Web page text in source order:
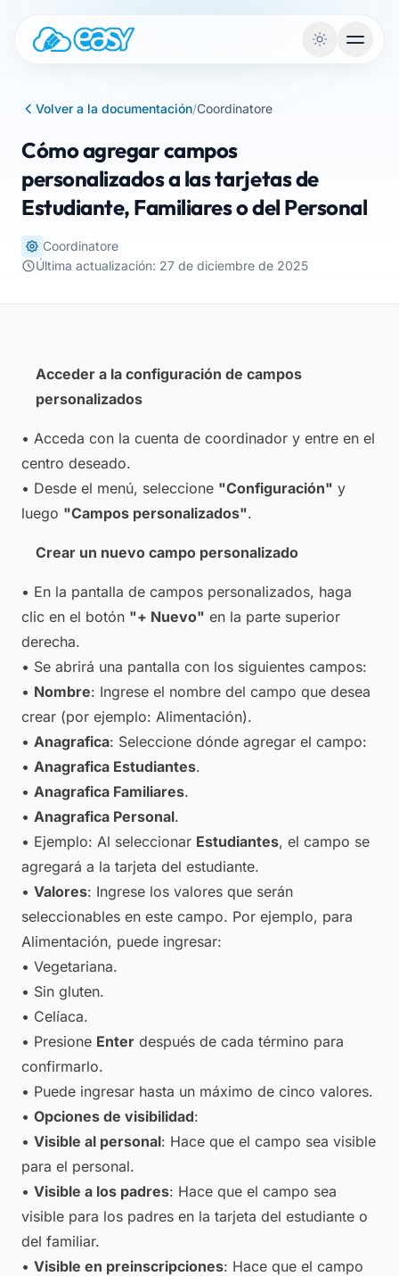
Volver a la documentación/Coordinatore
Cómo agregar campos
personalizados a las tarjetas de
Estudiante, Familiares o del Personal
Coordinatore
Última actualización: 27 de diciembre de 2025
Acceder a la configuración de campos
personalizados
• Acceda con la cuenta de coordinador y entre en el
centro deseado.
• Desde el menú, seleccione "Configuración" y
luego "Campos personalizados".
Crear un nuevo campo personalizado
• En la pantalla de campos personalizados, haga
clic en el botón "+ Nuevo" en la parte superior
derecha.
• Se abrirá una pantalla con los siguientes campos:
• Nombre: Ingrese el nombre del campo que desea
crear (por ejemplo: Alimentación).
• Anagrafica: Seleccione dónde agregar el campo:
• Anagrafica Estudiantes.
• Anagrafica Familiares.
• Anagrafica Personal.
• Ejemplo: Al seleccionar Estudiantes, el campo se
agregará a la tarjeta del estudiante.
• Valores: Ingrese los valores que serán
seleccionables en este campo. Por ejemplo, para
Alimentación, puede ingresar:
• Vegetariana.
• Sin gluten.
• Celíaca.
• Presione Enter después de cada término para
confirmarlo.
• Puede ingresar hasta un máximo de cinco valores.
• Opciones de visibilidad:
• Visible al personal: Hace que el campo sea visible
para el personal.
• Visible a los padres: Hace que el campo sea
visible para los padres en la tarjeta del estudiante o
del familiar.
• Visible en preinscripciones: Hace que el campo